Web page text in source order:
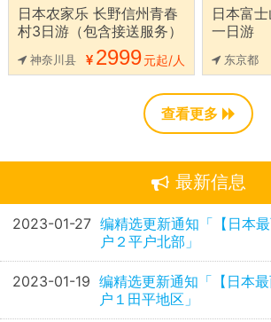
日本农家乐 长野信州青春
村3日游（包含接送服务）
神奈川县 2999元起/人
日本富
一日游
东京都
查看更多
最新信息
2023-01-27 编精选更新通知「【日本
户２平户北部」
2023-01-19 编精选更新通知「【日本
户１田平地区」